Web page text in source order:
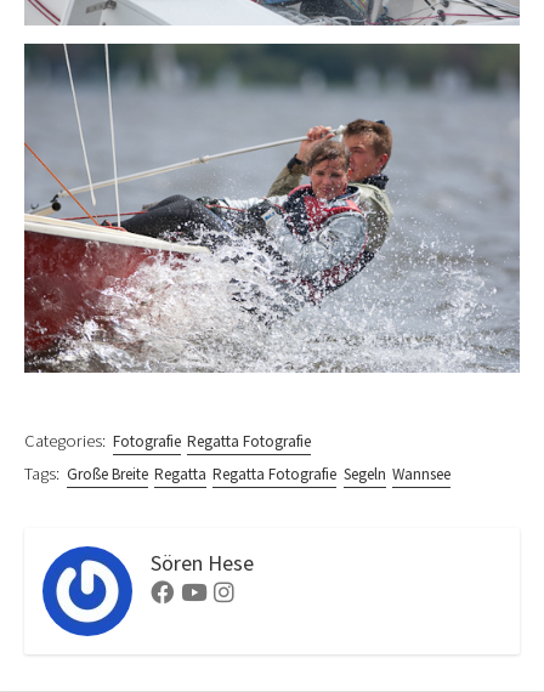
Categories: Fotografie Regatta Fotografie
Tags: Große Breite Regatta Regatta Fotografie Segeln Wannsee
Sören Hese
Facebook
YoutubeInstagram